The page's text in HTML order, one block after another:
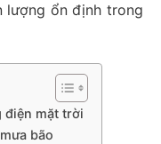
lượng ổn định trong
điện mặt trời
bão